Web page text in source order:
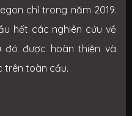
chỉ trong năm 2019.
hết các nghiên cứu về
đó được hoàn thiện và
trên toàn cầu.